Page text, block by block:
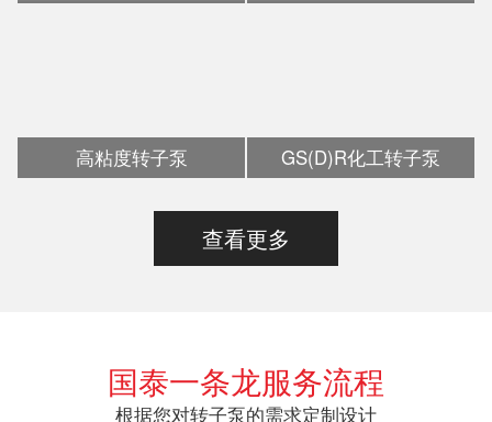
高粘度转子泵 GS(D)R化工转子泵
查看更多
国泰一条龙服务流程
根据您对转子泵的需求定制设计